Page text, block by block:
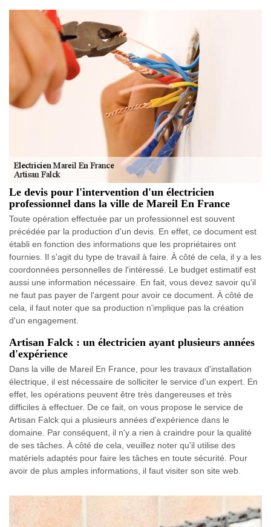
Le devis pour l'intervention d'un électricien
professionnel dans la ville de Mareil En France
Toute opération effectuée par un professionnel est souvent
précédée par la production d'un devis. En effet, ce document est
établi en fonction des informations que les propriétaires ont
fournies. Il s'agit du type de travail à faire. À côté de cela, il y a les
coordonnées personnelles de l'intéressé. Le budget estimatif est
aussi une information nécessaire. En fait, vous devez savoir qu'il
ne faut pas payer de l'argent pour avoir ce document. À côté de
cela, il faut noter que sa production n'implique pas la création
d'un engagement.
Artisan Falck : un électricien ayant plusieurs années
d'expérience
Dans la ville de Mareil En France, pour les travaux d'installation
électrique, il est nécessaire de solliciter le service d'un expert. En
effet, les opérations peuvent être très dangereuses et très
difficiles à effectuer. De ce fait, on vous propose le service de
Artisan Falck qui a plusieurs années d'expérience dans le
domaine. Par conséquent, il n'y a rien à craindre pour la qualité
de ses tâches. À côté de cela, veuillez noter qu'il utilise des
matériels adaptés pour faire les tâches en toute sécurité. Pour
avoir de plus amples informations, il faut visiter son site web.